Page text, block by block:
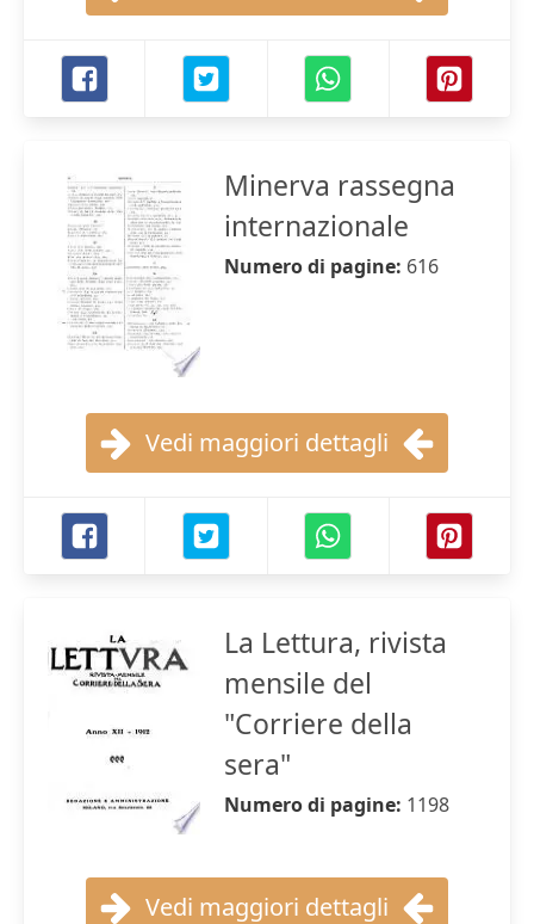
Minerva rassegna
internazionale
Numero di pagine: 616
Vedi maggiori dettagli
La Lettura, rivista
mensile del
"Corriere della
sera"
Numero di pagine: 1198
Vedi maggiori dettagli